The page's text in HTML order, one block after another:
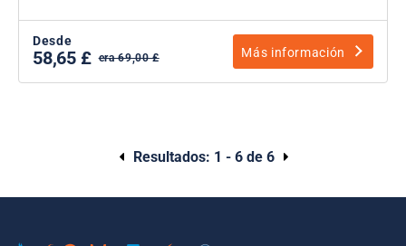
Desde
58,65 £ era 69,00 £ Más información
Resultados: 1 - 6 de 6